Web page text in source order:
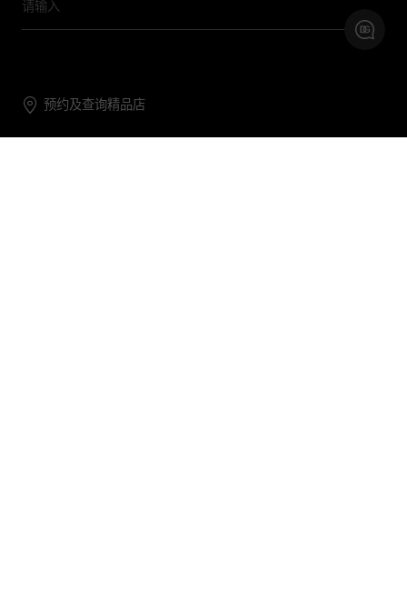
预约及查询精品店